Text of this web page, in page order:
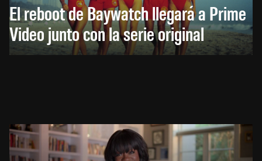
El reboot de Baywatch llegará a Prime
Video junto con la serie original